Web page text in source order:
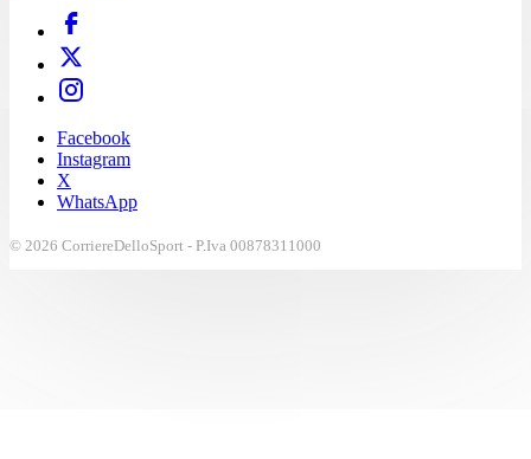
Facebook
Instagram
X
WhatsApp
© 2026 CorriereDelloSport - P.Iva 00878311000